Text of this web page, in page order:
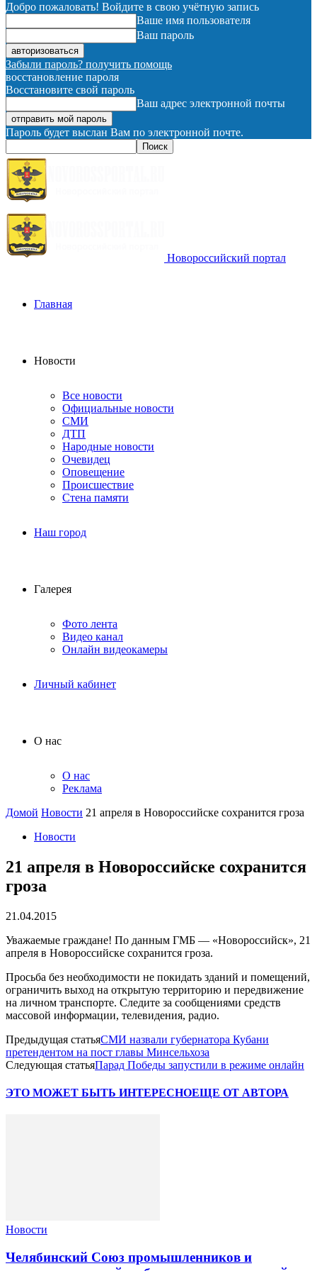
Добро пожаловать! Войдите в свою учётную запись
Ваше имя пользователя
Ваш пароль
Забыли пароль? получить помощь
восстановление пароля
Восстановите свой пароль
Ваш адрес электронной почты
Пароль будет выслан Вам по электронной почте.
Новороссийский портал
Главная
Новости
Все новости
Официальные новости
СМИ
ДТП
Народные новости
Очевидец
Оповещение
Происшествие
Стена памяти
Наш город
Галерея
Фото лента
Видео канал
Онлайн видеокамеры
Личный кабинет
О нас
О нас
Реклама
Домой Новости 21 апреля в Новороссийске сохранится гроза
Новости
21 апреля в Новороссийске сохранится
гроза
21.04.2015
Уважаемые граждане! По данным ГМБ — «Новороссийск», 21
апреля в Новороссийске сохранится гроза.
Просьба без необходимости не покидать зданий и помещений,
ограничить выход на открытую территорию и передвижение
на личном транспорте. Следите за сообщениями средств
массовой информации, телевидения, радио.
Предыдущая статьяСМИ назвали губернатора Кубани
претендентом на пост главы Минсельхоза
Следующая статьяПарад Победы запустили в режиме онлайн
ЭТО МОЖЕТ БЫТЬ ИНТЕРЕСНОЕЩЕ ОТ АВТОРА
Новости
Челябинский Союз промышленников и